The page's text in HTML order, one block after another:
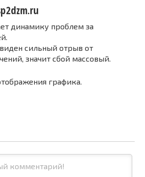
динамику проблем за
сильный отрыв от
значит сбой массовый.
графика.